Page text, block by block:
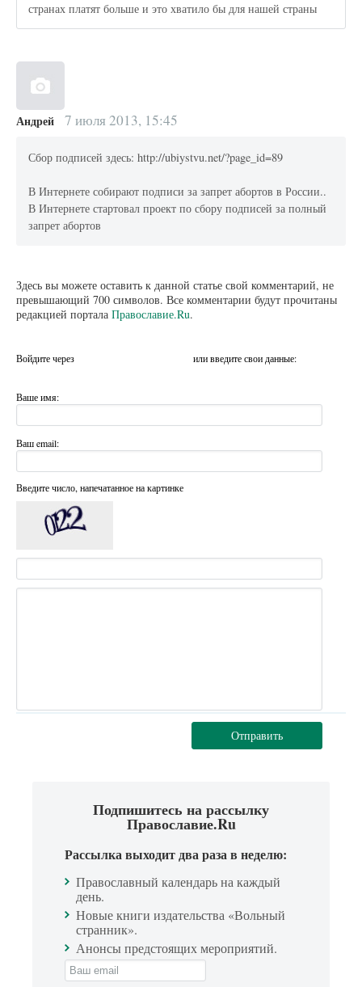
странах платят больше и это хватило бы для нашей страны
Андрей 7 июля 2013, 15:45
Сбор подписей здесь: http://ubiystvu.net/?page_id=89
В Интернете собирают подписи за запрет абортов в России..
В Интернете стартовал проект по сбору подписей за полный
запрет абортов
Здесь вы можете оставить к данной статье свой комментарий, не
превышающий 700 символов. Все комментарии будут прочитаны
редакцией портала Православие.Ru.
Войдите через или введите свои данные:
Ваше имя:
Ваш email:
Введите число, напечатанное на картинке
Отправить
Подпишитесь на рассылку
Православие.Ru
Рассылка выходит два раза в неделю:
Православный календарь на каждый
день.
Новые книги издательства «Вольный
странник».
Анонсы предстоящих мероприятий.